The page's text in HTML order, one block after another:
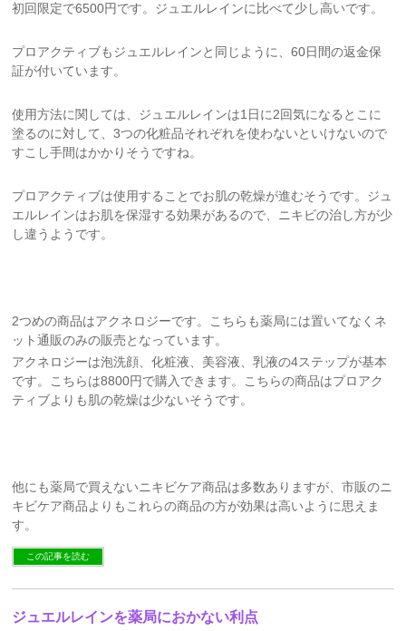
初回限定で6500円です。ジュエルレインに比べて少し高いです。
プロアクティブもジュエルレインと同じように、60日間の返金保
証が付いています。
使用方法に関しては、ジュエルレインは1日に2回気になるとこに
塗るのに対して、3つの化粧品それぞれを使わないといけないので
すこし手間はかかりそうですね。
プロアクティブは使用することでお肌の乾燥が進むそうです。ジュ
エルレインはお肌を保湿する効果があるので、ニキビの治し方が少
し違うようです。
2つめの商品はアクネロジーです。こちらも薬局には置いてなくネ
ット通販のみの販売となっています。
アクネロジーは泡洗顔、化粧液、美容液、乳液の4ステップが基本
です。こちらは8800円で購入できます。こちらの商品はプロアク
ティブよりも肌の乾燥は少ないそうです。
他にも薬局で買えないニキビケア商品は多数ありますが、市販のニ
キビケア商品よりもこれらの商品の方が効果は高いように思えま
す。
この記事を読む
ジュエルレインを薬局におかない利点